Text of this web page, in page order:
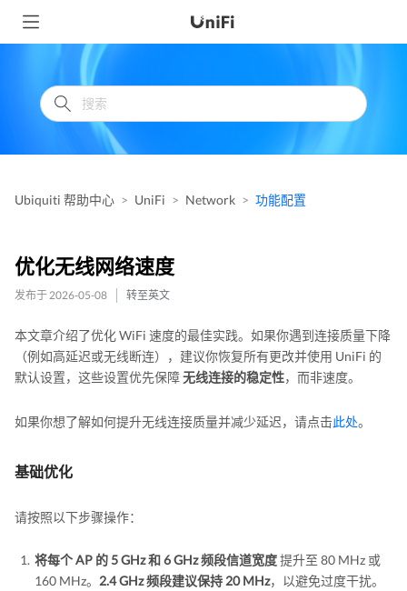
Ubiquiti 帮助中心 UniFi Network 功能配置
优化无线网络速度
发布于 2026-05-08 转至英文
本文章介绍了优化 WiFi 速度的最佳实践。如果你遇到连接质量下降
（例如高延迟或无线断连），建议你恢复所有更改并使用 UniFi 的
默认设置，这些设置优先保障无线连接的稳定性，而非速度。
如果你想了解如何提升无线连接质量并减少延迟，请点击此处。
基础优化
请按照以下步骤操作：
将每个 AP 的 5 GHz 和 6 GHz 频段信道宽度提升至 80 MHz 或
160 MHz。 2.4 GHz 频段建议保持 20 MHz，以避免过度干扰。